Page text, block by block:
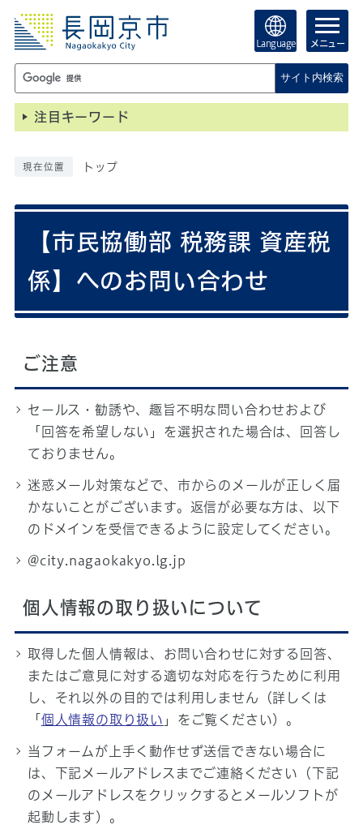
Language メニュー
サイト内検索
注目キーワード
現在位置 トップ
【市民協働部 税務課 資産税
係】へのお問い合わせ
ご注意
セールス・勧誘や、趣旨不明な問い合わせおよび
「回答を希望しない」を選択された場合は、回答し
ておりません。
迷惑メール対策などで、市からのメールが正しく届
かないことがございます。返信が必要な方は、以下
のドメインを受信できるように設定してください。
@city.nagaokakyo.lg.jp
個人情報の取り扱いについて
取得した個人情報は、お問い合わせに対する回答、
またはご意見に対する適切な対応を行うために利用
し、それ以外の目的では利用しません（詳しくは
「 個人情報の取り扱い 」をご覧ください）。
当フォームが上手く動作せず送信できない場合に
は、下記メールアドレスまでご連絡ください（下記
のメールアドレスをクリックするとメールソフトが
起動します）。